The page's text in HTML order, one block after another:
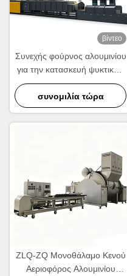
βίντεο
Συνεχής φούρνος αλουμινίου
για την κατασκευή ψυκτικών
και συμπυκνωτών.
συνομιλία τώρα
ZLQ-ZQ Μονοθάλαμο Κενού
Αεριοφόρος Αλουμινίου